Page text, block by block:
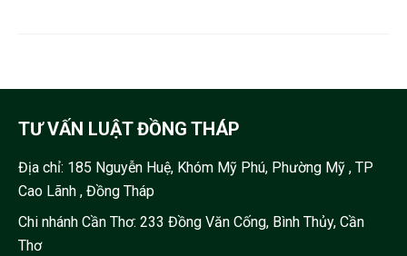
TƯ VẤN LUẬT ĐỒNG THÁP
Địa chỉ: 185 Nguyễn Huệ, Khóm Mỹ Phú, Phường Mỹ , TP
Cao Lãnh , Đồng Tháp
Chi nhánh Cần Thơ: 233 Đồng Văn Cống, Bình Thủy, Cần
Thơ